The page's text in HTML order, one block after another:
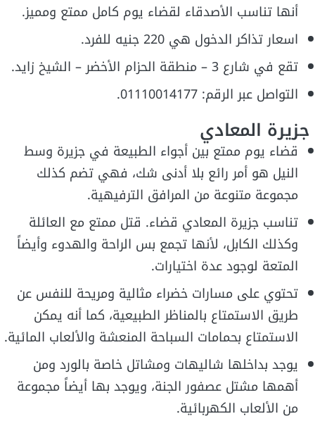
أنها تناسب الأصدقاء لقضاء يوم كامل ممتع ومميز.
اسعار تذاكر الدخول هي 220 جنيه للفرد.
تقع في شارع 3 – منطقة الحزام الأخضر – الشيخ زايد.
التواصل عبر الرقم: 01110014177.
جزيرة المعادي
قضاء يوم ممتع بين أجواء الطبيعة في جزيرة وسط
النيل هو أمر رائع بلا أدنى شك، فهي تضم كذلك
مجموعة متنوعة من المرافق الترفيهية.
تناسب جزيرة المعادي قضاء. قتل ممتع مع العائلة
وكذلك الكابل، لأنها تجمع بس الراحة والهدوء وأيضاً
المتعة لوجود عدة اختيارات.
تحتوي على مسارات خضراء مثالية ومريحة للنفس عن
طريق الاستمتاع بالمناظر الطبيعية، كما أنه يمكن
الاستمتاع بحمامات السباحة المنعشة والألعاب المائية.
يوجد بداخلها شاليهات ومشاتل خاصة بالورد ومن
أهمها مشتل عصفور الجنة، ويوجد بها أيضاً مجموعة
من الألعاب الكهربائية.